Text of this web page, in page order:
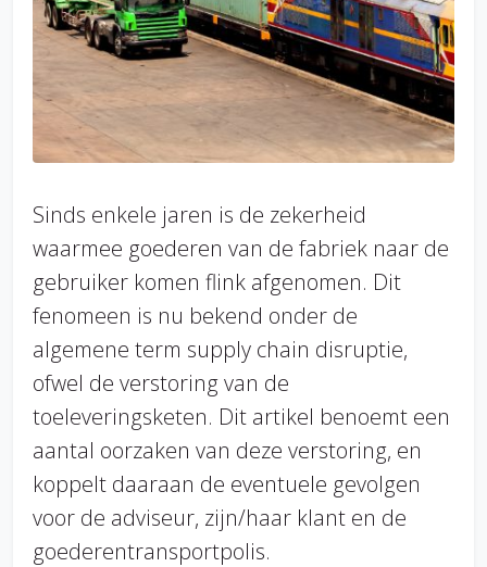
Sinds enkele jaren is de zekerheid
waarmee goederen van de fabriek naar de
gebruiker komen flink afgenomen. Dit
fenomeen is nu bekend onder de
algemene term supply chain disruptie,
ofwel de verstoring van de
toeleveringsketen. Dit artikel benoemt een
aantal oorzaken van deze verstoring, en
koppelt daaraan de eventuele gevolgen
voor de adviseur, zijn/haar klant en de
goederentransportpolis.